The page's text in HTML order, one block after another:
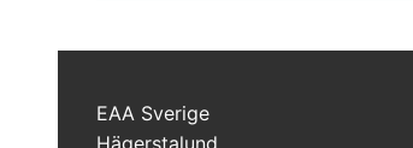
EAA Sverige
Hägerstalund